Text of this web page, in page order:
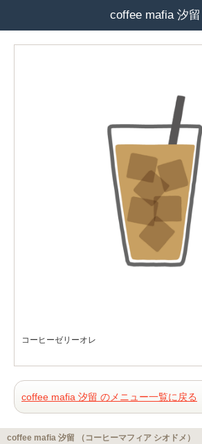
coffee mafia 汐留
コーヒーゼリーオレ
coffee mafia 汐留 のメニュー一覧に戻る
coffee mafia 汐留 （コーヒーマフィア シオドメ）